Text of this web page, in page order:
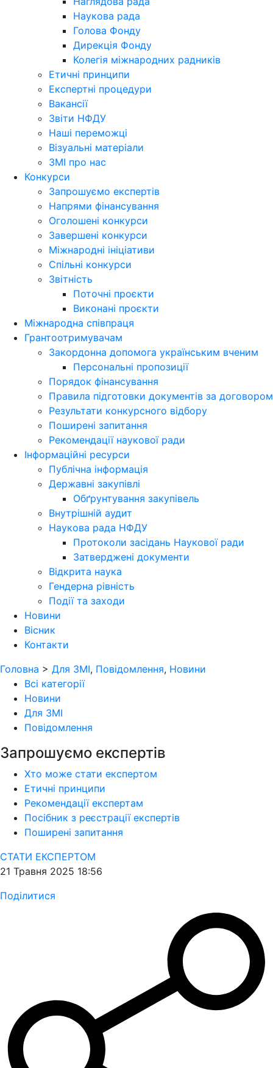
Наукова рада
Голова Фонду
Дирекція Фонду
Колегія міжнародних радників
Етичні принципи
Експертні процедури
Вакансії
Звіти НФДУ
Наші переможці
Візуальні матеріали
ЗМІ про нас
Конкурси
Запрошуємо експертів
Напрями фінансування
Оголошені конкурси
Завершені конкурси
Міжнародні ініціативи
Спільні конкурси
Звітність
Поточні проєкти
Виконані проєкти
Міжнародна співпраця
Грантоотримувачам
Закордонна допомога українським вченим
Персональні пропозиції
Порядок фінансування
Правила підготовки документів за договором
Результати конкурсного відбору
Поширені запитання
Рекомендації наукової ради
Інформаційні ресурси
Публічна інформація
Державні закупівлі
Обґрунтування закупівель
Внутрішній аудит
Наукова рада НФДУ
Протоколи засідань Наукової ради
Затверджені документи
Відкрита наука
Гендерна рівність
Події та заходи
Новини
Вісник
Контакти
Головна > Для ЗМІ, Повідомлення, Новини
Всі категорії
Новини
Для ЗМІ
Повідомлення
Запрошуємо експертів
Хто може стати експертом
Етичні принципи
Рекомендації експертам
Посібник з реєстрації експертів
Поширені запитання
СТАТИ ЕКСПЕРТОМ
21 Травня 2025 18:56
Поділитися